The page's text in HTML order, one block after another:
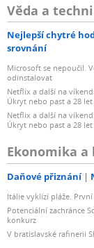
Věda a
Nejlepší chytré
srovnání
Microsoft se nepoučil.
odinstalovat
Netflix a další na
Úkryt nebo past a 28
Netflix a další na
Úkryt nebo past a 28
Ekonomika a
Daňové přiznání
Itálie vyklízí pláže.
Potenciální zachránce
konkurz
V bratislavské rafinerii